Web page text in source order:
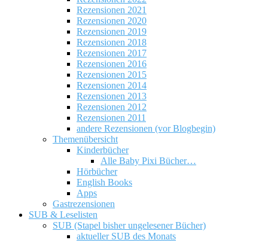
Rezensionen 2021
Rezensionen 2020
Rezensionen 2019
Rezensionen 2018
Rezensionen 2017
Rezensionen 2016
Rezensionen 2015
Rezensionen 2014
Rezensionen 2013
Rezensionen 2012
Rezensionen 2011
andere Rezensionen (vor Blogbegin)
Themenübersicht
Kinderbücher
Alle Baby Pixi Bücher…
Hörbücher
English Books
Apps
Gastrezensionen
SUB & Leselisten
SUB (Stapel bisher ungelesener Bücher)
aktueller SUB des Monats